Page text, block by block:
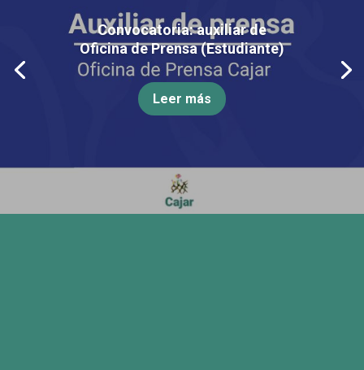
Convocatoria: auxiliar de
Oficina de Prensa (Estudiante)
Leer más